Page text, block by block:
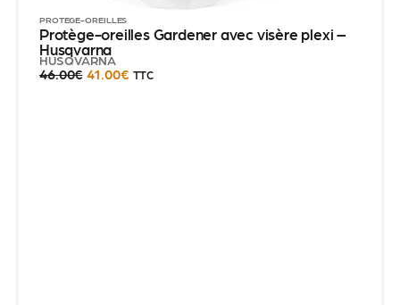
PROTÈGE-OREILLES
Protège-oreilles Gardener avec visère plexi –
Husqvarna
HUSQVARNA
46.00€ 41.00€ TTC